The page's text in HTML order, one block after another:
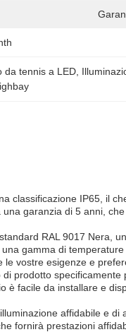
da tennis a LED
classificazione IP65, il
garanzia di 5 anni,
RAL 9017 Nera,
gamma di
vostre esigenze e
prodotto
è facile da installare e
affidabile e
fornirà prestazioni